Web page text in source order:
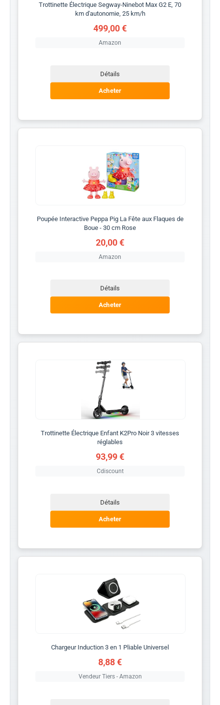
Trottinette Électrique Segway-Ninebot Max G2 E, 70
km d'autonomie, 25 km/h
499,00 €
Amazon
Détails
Acheter
Poupée Interactive Peppa Pig La Fête aux Flaques de
Boue - 30 cm Rose
20,00 €
Amazon
Détails
Acheter
Trottinette Électrique Enfant K2Pro Noir 3 vitesses
réglables
93,99 €
Cdiscount
Détails
Acheter
Chargeur Induction 3 en 1 Pliable Universel
8,88 €
Vendeur Tiers - Amazon